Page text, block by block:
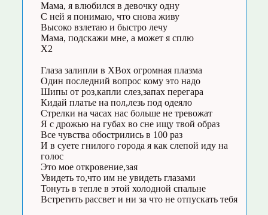
Мама, я влюбился в девочку одну
С ней я понимаю, что снова живу
Высоко взлетаю и быстро лечу
Мама, подскажи мне, а может я сплю
Х2
Глаза залипли в XBox огромная плазма
Один последний вопрос кому это надо
Шипы от роз,капли слез,запах перегара
Кидай платье на пол,лезь под одеяло
Стрелки на часах нас больше не тревожат
Я с дрожью на губах во сне ищу твой образ
Все чувства обострились в 100 раз
И в суете гнилого города я как слепой иду на
голос
Это мое откровение,зая
Увидеть то,что им не увидеть глазами
Тонуть в тепле в этой холодной спальне
Встретить рассвет и ни за что не отпускать тебя